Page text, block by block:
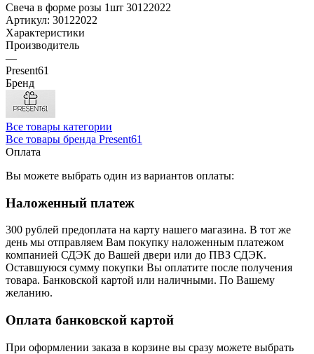
Свеча в форме розы 1шт 30122022
Артикул: 30122022
Характеристики
Производитель
—
Present61
Бренд
Все товары категории
Все товары бренда Present61
Оплата
Вы можете выбрать один из вариантов оплаты:
Наложенный платеж
300 рублей предоплата на карту нашего магазина. В тот же
день мы отправляем Вам покупку наложенным платежом
компанией СДЭК до Вашей двери или до ПВЗ СДЭК.
Оставшуюся сумму покупки Вы оплатите после получения
товара. Банковской картой или наличными. По Вашему
желанию.
Оплата банковской картой
При оформлении заказа в корзине вы сразу можете выбрать